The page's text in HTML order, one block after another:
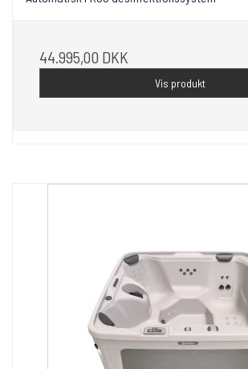
44.995,00 DKK
Vis produkt